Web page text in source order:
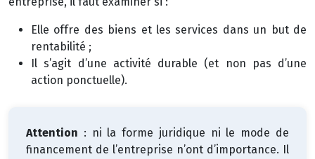
Elle offre des biens et les services dans un but de
rentabilité ;
Il s’agit d’une activité durable (et non pas d’une
action ponctuelle).
Attention : ni la forme juridique ni le mode de
financement de l’entreprise n’ont d’importance. Il